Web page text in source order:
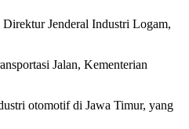
Jenderal Industri Logam,
Jalan, Kementerian
otomotif di Jawa Timur, yang